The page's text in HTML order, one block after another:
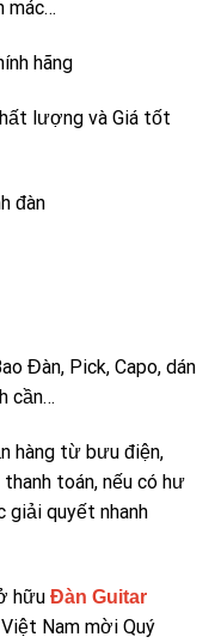
mác…
hãng
lượng và Giá tốt
đàn
Đàn, Pick, Capo, dán
cần…
hàng từ bưu điện,
toán, nếu có hư
giải quyết nhanh
hữu Đàn Guitar
Nam mời Quý